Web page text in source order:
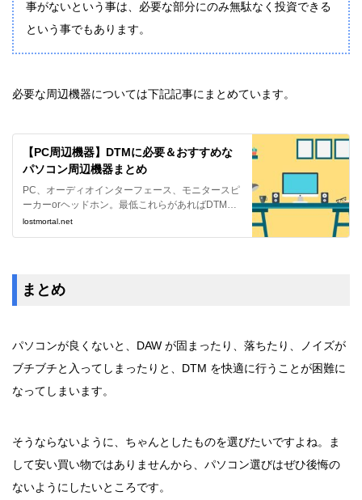
事がないという事は、必要な部分にのみ無駄なく投資できる
という事でもあります。
必要な周辺機器については下記記事にまとめています。
【PC周辺機器】DTMに必要＆おすすめな
パソコン周辺機器まとめ
PC、オーディオインターフェース、モニタースピ
ーカーorヘッドホン。最低これらがあればDTMが
出来ます。しかし環境構築にあたって実質必要に
lostmortal.net
まとめ
パソコンが良くないと、DAW が固まったり、落ちたり、ノイズが
ブチブチと入ってしまったりと、DTM を快適に行うことが困難に
なってしまいます。
そうならないように、ちゃんとしたものを選びたいですよね。ま
して安い買い物ではありませんから、パソコン選びはぜひ後悔の
ないようにしたいところです。